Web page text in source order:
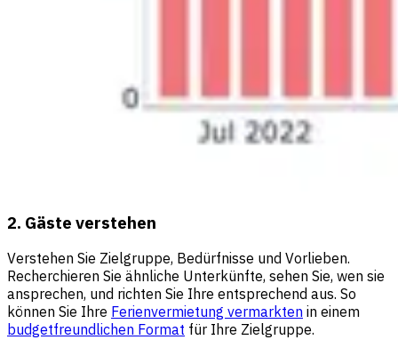
2. Gäste verstehen
Verstehen Sie Zielgruppe, Bedürfnisse und Vorlieben.
Recherchieren Sie ähnliche Unterkünfte, sehen Sie, wen sie
ansprechen, und richten Sie Ihre entsprechend aus. So
können Sie Ihre Ferienvermietung vermarkten in einem
budgetfreundlichen Format für Ihre Zielgruppe.